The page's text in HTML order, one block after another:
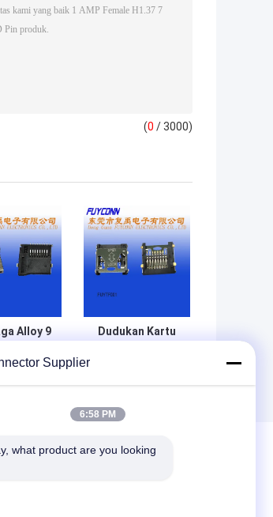
(0 / 3000)
Alloy 9
T Flash
Dudukan Kartu
Supplier
6:58 PM
what product are you looking